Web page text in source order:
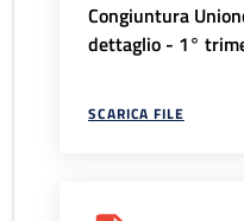
Congiuntura
dettaglio - 1°
SCARICA FILE